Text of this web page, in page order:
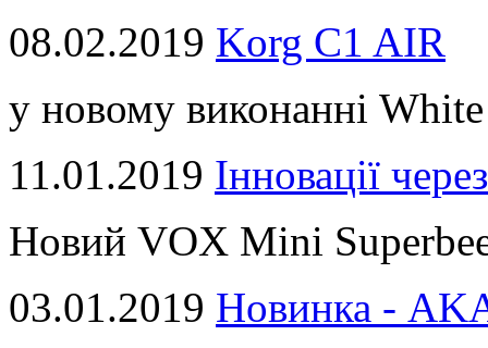
08.02.2019 Korg C1 AIR
у новому виконанні
11.01.2019 Інновації
Новий VOX Mini
03.01.2019 Новинка -